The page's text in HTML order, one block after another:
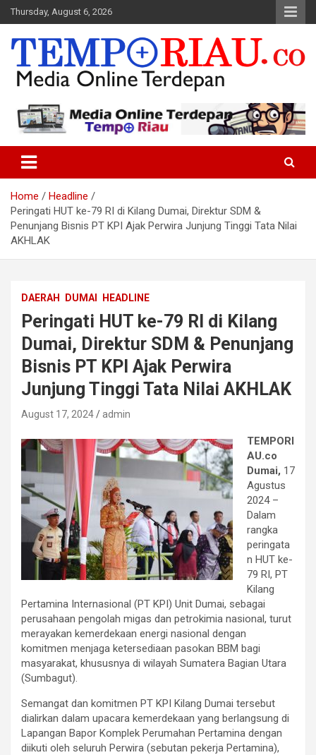
Skip
to
content
Thursday, August 6, 2026
Tempo Riau
Home
Headline
Peringati HUT ke-79 RI di Kilang Dumai, Direktur SDM &
Penunjang Bisnis PT KPI Ajak Perwira Junjung Tinggi Tata Nilai
AKHLAK
DAERAH DUMAI HEADLINE
Peringati HUT ke-79 RI di Kilang
Dumai, Direktur SDM & Penunjang
Bisnis PT KPI Ajak Perwira
Junjung Tinggi Tata Nilai AKHLAK
August 17, 2024 admin
TEMPORI
AU.co
Dumai, 17
Agustus
2024 –
Dalam
rangka
peringata
n HUT ke-
79 RI, PT
Kilang
Pertamina Internasional (PT KPI) Unit Dumai, sebagai
perusahaan pengolah migas dan petrokimia nasional, turut
merayakan kemerdekaan energi nasional dengan
komitmen menjaga ketersediaan pasokan BBM bagi
masyarakat, khususnya di wilayah Sumatera Bagian Utara
(Sumbagut).
Semangat dan komitmen PT KPI Kilang Dumai tersebut
dialirkan dalam upacara kemerdekaan yang berlangsung di
Lapangan Bapor Komplek Perumahan Pertamina dengan
diikuti oleh seluruh Perwira (sebutan pekerja Pertamina),